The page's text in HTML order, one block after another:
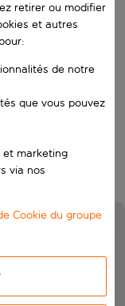
Lorsque les
retour.
retirer ou modifier
et autres
de notre
que vous pouvez
et marketing
via nos
Cookie du groupe